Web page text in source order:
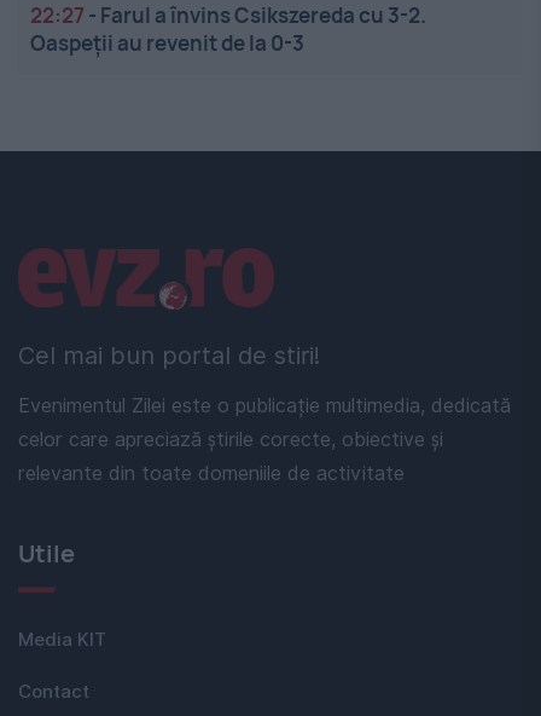
22:27 - Farul a învins Csikszereda cu 3-2.
Oaspeții au revenit de la 0-3
Cel mai bun portal de stiri!
Evenimentul Zilei este o publicație multimedia, dedicată
celor care apreciază știrile corecte, obiective și
relevante din toate domeniile de activitate
Linkuri utile
Utile
Media KIT
Contact